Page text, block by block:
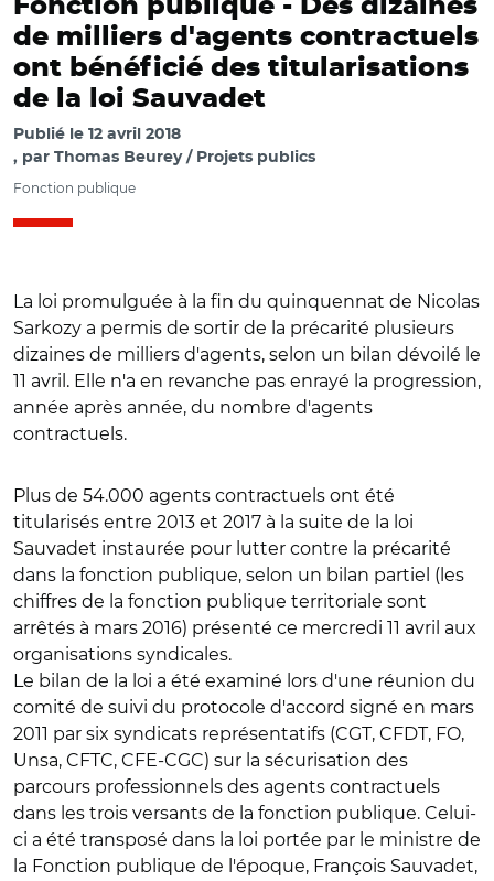
Fonction publique - Des dizaines
de milliers d'agents contractuels
ont bénéficié des titularisations
de la loi Sauvadet
Publié le 12 avril 2018
par Thomas Beurey / Projets publics
Fonction publique
La loi promulguée à la fin du quinquennat de Nicolas
Sarkozy a permis de sortir de la précarité plusieurs
dizaines de milliers d'agents, selon un bilan dévoilé le
11 avril. Elle n'a en revanche pas enrayé la progression,
année après année, du nombre d'agents
contractuels.
Plus de 54.000 agents contractuels ont été
titularisés entre 2013 et 2017 à la suite de la loi
Sauvadet instaurée pour lutter contre la précarité
dans la fonction publique, selon un bilan partiel (les
chiffres de la fonction publique territoriale sont
arrêtés à mars 2016) présenté ce mercredi 11 avril aux
organisations syndicales.
Le bilan de la loi a été examiné lors d'une réunion du
comité de suivi du protocole d'accord signé en mars
2011 par six syndicats représentatifs (CGT, CFDT, FO,
Unsa, CFTC, CFE-CGC) sur la sécurisation des
parcours professionnels des agents contractuels
dans les trois versants de la fonction publique. Celui-
ci a été transposé dans la loi portée par le ministre de
la Fonction publique de l'époque, François Sauvadet,